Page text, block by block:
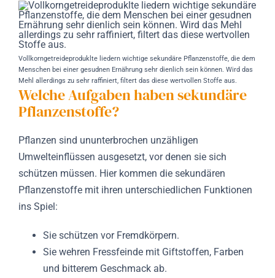
Vollkorngetreideproduklte liedern wichtige sekundäre Pflanzenstoffe, die dem
Menschen bei einer gesudnen Ernährung sehr dienlich sein können. Wird das
Mehl allerdings zu sehr raffiniert, filtert das diese wertvollen Stoffe aus.
Welche Aufgaben haben sekundäre
Pflanzenstoffe?
Pflanzen sind ununterbrochen unzähligen
Umwelteinflüssen ausgesetzt, vor denen sie sich
schützen müssen. Hier kommen die sekundären
Pflanzenstoffe mit ihren unterschiedlichen Funktionen
ins Spiel:
Sie schützen vor Fremdkörpern.
Sie wehren Fressfeinde mit Giftstoffen, Farben
und bitterem Geschmack ab.